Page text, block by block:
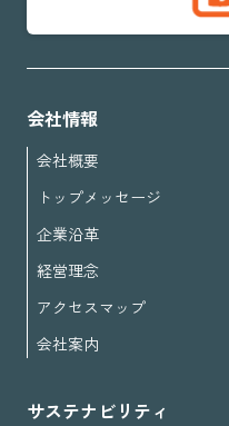
会社情報
会社概要
トップメッセージ
企業沿革
経営理念
アクセスマップ
会社案内
サステナビリティ